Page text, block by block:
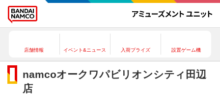
店舗情報 イベント&ニュース 入荷プライズ 設置ゲーム機
namcoオークワパビリオンシティ田辺
店